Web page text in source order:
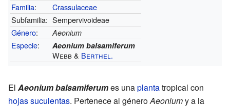
Familia:
Crassulaceae
Subfamilia: Sempervivoideae
Género: Aeonium
Especie: Aeonium balsamiferum
Webb & Berthel.
El Aeonium balsamiferumes unaplantatropical con
hojassuculentas. Pertenece al géneroAeoniumy a la